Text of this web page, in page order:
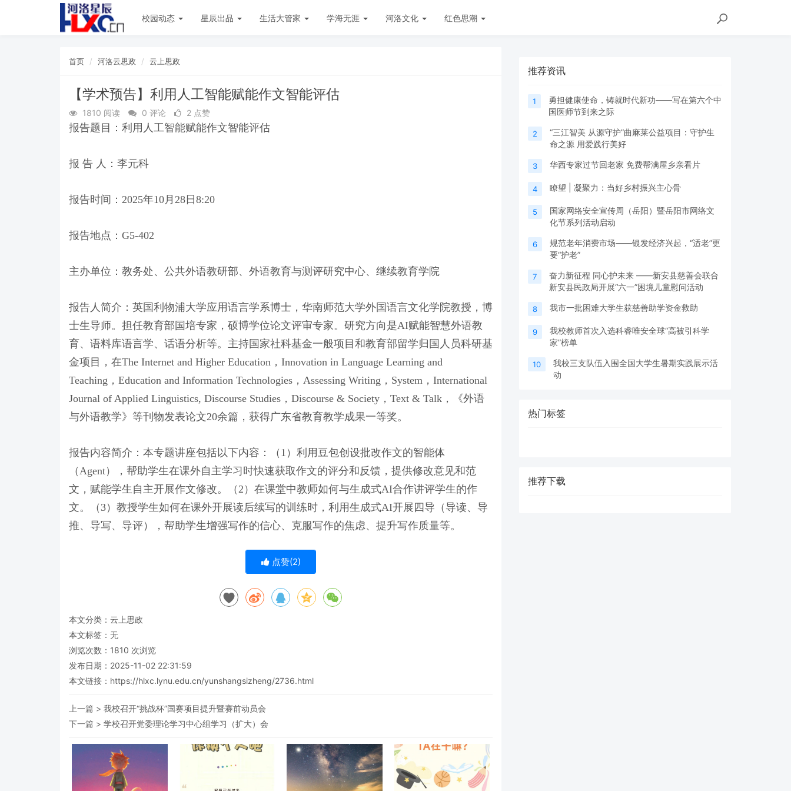
校园动态 星辰出品 生活大管家 学海无涯 河洛文化 红色思潮
首页 河洛云思政 云上思政
【学术预告】利用人工智能赋能作文智能评估
1810 阅读 0 评论 2 点赞
报告题目：利用人工智能赋能作文智能评估
报 告 人：李元科
报告时间：2025年10月28日8:20
报告地点：G5-402
主办单位：教务处、公共外语教研部、外语教育与测评研究中心、继续教育学院
报告人简介：英国利物浦大学应用语言学系博士，华南师范大学外国语言文化学院教授，博
士生导师。担任教育部国培专家，硕博学位论文评审专家。研究方向是AI赋能智慧外语教
育、语料库语言学、话语分析等。主持国家社科基金一般项目和教育部留学归国人员科研基
金项目，在The Internet and Higher Education，Innovation in Language Learning and
Teaching，Education and Information Technologies，Assessing Writing，System，International
Journal of Applied Linguistics, Discourse Studies，Discourse & Society，Text & Talk，《外语
与外语教学》等刊物发表论文20余篇，获得广东省教育教学成果一等奖。
报告内容简介：本专题讲座包括以下内容：（1）利用豆包创设批改作文的智能体
（Agent），帮助学生在课外自主学习时快速获取作文的评分和反馈，提供修改意见和范
文，赋能学生自主开展作文修改。（2）在课堂中教师如何与生成式AI合作讲评学生的作
文。（3）教授学生如何在课外开展读后续写的训练时，利用生成式AI开展四导（导读、导
推、导写、导评），帮助学生增强写作的信心、克服写作的焦虑、提升写作质量等。
点赞(2)
本文分类： 云上思政
本文标签：无
浏览次数： 1810 次浏览
发布日期：2025-11-02 22:31:59
本文链接： https://hlxc.lynu.edu.cn/yunshangsizheng/2736.html
上一篇 > 我校召开“挑战杯”国赛项目提升暨赛前动员会
下一篇 > 学校召开党委理论学习中心组学习（扩大）会
推荐资讯
1
勇担健康使命，铸就时代新功——写在第六个中
国医师节到来之际
2
“三江智美 从源守护”曲麻莱公益项目：守护生
命之源 用爱践行美好
3 华西专家过节回老家 免费帮满屋乡亲看片
4 瞭望 | 凝聚力：当好乡村振兴主心骨
5
国家网络安全宣传周（岳阳）暨岳阳市网络文
化节系列活动启动
6
规范老年消费市场——银发经济兴起，“适老”更
要“护老”
7
奋力新征程 同心护未来 ——新安县慈善会联合
新安县民政局开展“六一”困境儿童慰问活动
8 我市一批困难大学生获慈善助学资金救助
9
我校教师首次入选科睿唯安全球“高被引科学
家”榜单
10
我校三支队伍入围全国大学生暑期实践展示活
动
热门标签
推荐下载